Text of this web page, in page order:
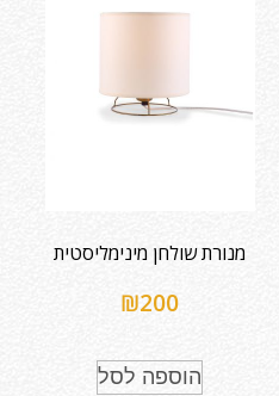
מנורת שולחן מינימליסטית
₪200
הוספה לסל